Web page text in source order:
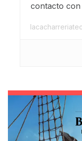
contacto con